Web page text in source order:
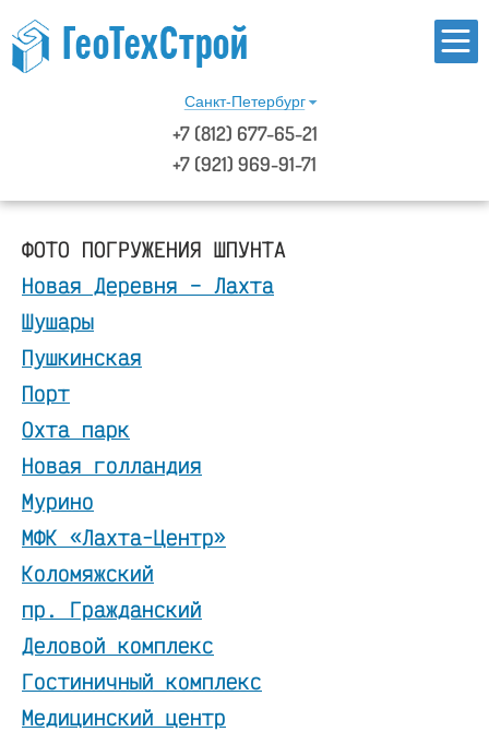
Санкт-Петербург
+7 (812) 677-65-21
+7 (921) 969-91-71
ФОТО ПОГРУЖЕНИЯ ШПУНТА
Новая Деревня – Лахта
Шушары
Пушкинская
Порт
Охта парк
Новая голландия
Мурино
МФК «Лахта-Центр»
Коломяжский
пр. Гражданский
Деловой комплекс
Гостиничный комплекс
Медицинский центр